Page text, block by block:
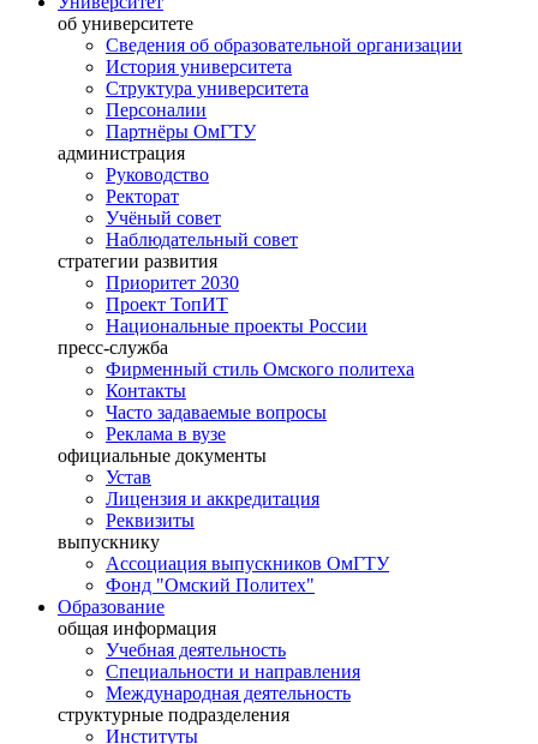
об университете
Сведения об образовательной организации
История университета
Структура университета
Персоналии
Партнёры ОмГТУ
администрация
Руководство
Ректорат
Учёный совет
Наблюдательный совет
стратегии развития
Приоритет 2030
Проект ТопИТ
Национальные проекты России
пресс-служба
Фирменный стиль Омского политеха
Контакты
Часто задаваемые вопросы
Реклама в вузе
официальные документы
Устав
Лицензия и аккредитация
Реквизиты
выпускнику
Ассоциация выпускников ОмГТУ
Фонд "Омский Политех"
Образование
общая информация
Учебная деятельность
Специальности и направления
Международная деятельность
структурные подразделения
Институты
Images/ss1.jpg"